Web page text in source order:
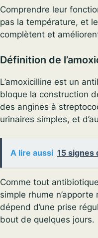
Comprendre leur
pas la température, et
complètent et
Définition de
L’amoxicilline est un
bloque la construction
des angines à
urinaires simples, et
A lire aussi 15 signes
Comme tout
simple rhume
dépend d’une prise
bout de quelques jours.